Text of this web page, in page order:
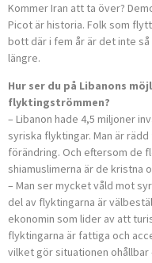
Kommer Iran att ta över?
Picot är historia. Folk som
bott där i fem år är det inte
längre.
Hur ser du på Libanons
flyktingströmmen?
– Libanon hade 4,5 miljoner
syriska flyktingar. Man är
förändring. Och eftersom de
shiamuslimerna är de kristna
– Man ser mycket våld mot
del av flyktingarna är
ekonomin som lider av att
flyktingarna är fattiga och
vilket gör situationen ohållbar